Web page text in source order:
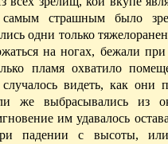
самым страшным было
одни только
на ногах, бежали
пламя охватило
видеть, как они
же выбрасывались из
им удавалось
падении с высоты, или